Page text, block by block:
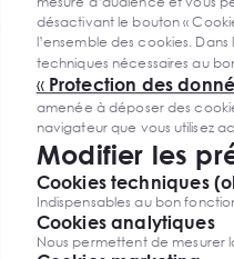
et Transports
désactivant le bouton «
l’ensemble des cookies. Dans
techniques nécessaires au
« Protection des
amenée à déposer des
navigateur que vous utilisez
Modifier les
Cookies techniques
Indispensables au bon
Cookies analytiques
Nous permettent de mesurer